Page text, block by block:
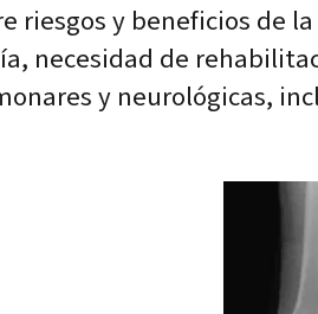
riesgos y beneficios de
necesidad de
y neurológicas,